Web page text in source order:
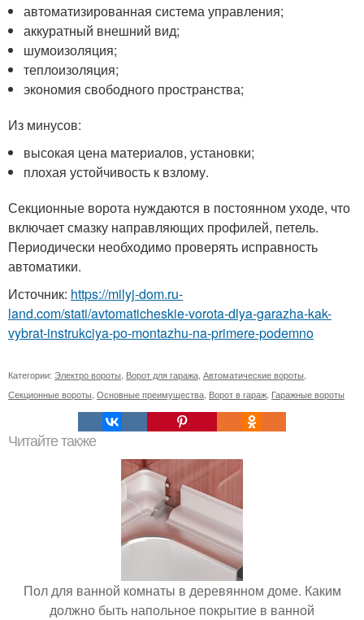
автоматизированная система управления;
аккуратный внешний вид;
шумоизоляция;
теплоизоляция;
экономия свободного пространства;
Из минусов:
высокая цена материалов, установки;
плохая устойчивость к взлому.
Секционные ворота нуждаются в постоянном уходе, что
включает смазку направляющих профилей, петель.
Периодически необходимо проверять исправность
автоматики.
Источник: https://milyj-dom.ru-
land.com/stati/avtomaticheskie-vorota-dlya-garazha-kak-
vybrat-instrukciya-po-montazhu-na-primere-podemno
Категории: Электро вороты Ворот для гаража Автоматические вороты
Секционные вороты Основные преимущества Ворот в гараж Гаражные вороты
Читайте также
Пол для ванной комнаты в деревянном доме. Каким
должно быть напольное покрытие в ванной